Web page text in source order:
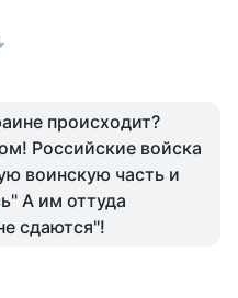
происходит?
Российские войска
воинскую часть и
А им оттуда
сдаются"!